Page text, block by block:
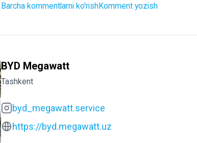
Barcha kommentlarni ko'rishKomment yozish
BYD Megawatt
Tashkent
byd_megawatt.service
https://byd.megawatt.uz